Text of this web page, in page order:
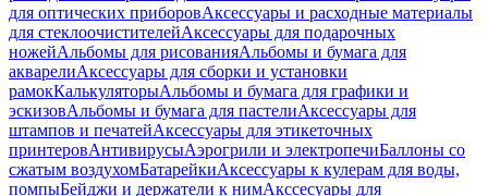
для оптических приборовАксессуары и расходные материалы
для стеклоочистителейАксессуары для подарочных
ножейАльбомы для рисованияАльбомы и бумага для
акварелиАксессуары для сборки и установки
рамокКалькуляторыАльбомы и бумага для графики и
эскизовАльбомы и бумага для пастелиАксессуары для
штампов и печатейАксессуары для этикеточных
принтеровАнтивирусыАэрогрили и электропечиБаллоны со
сжатым воздухомБатарейкиАксессуары к кулерам для воды,
помпыБейджи и держатели к нимАкссесуары для